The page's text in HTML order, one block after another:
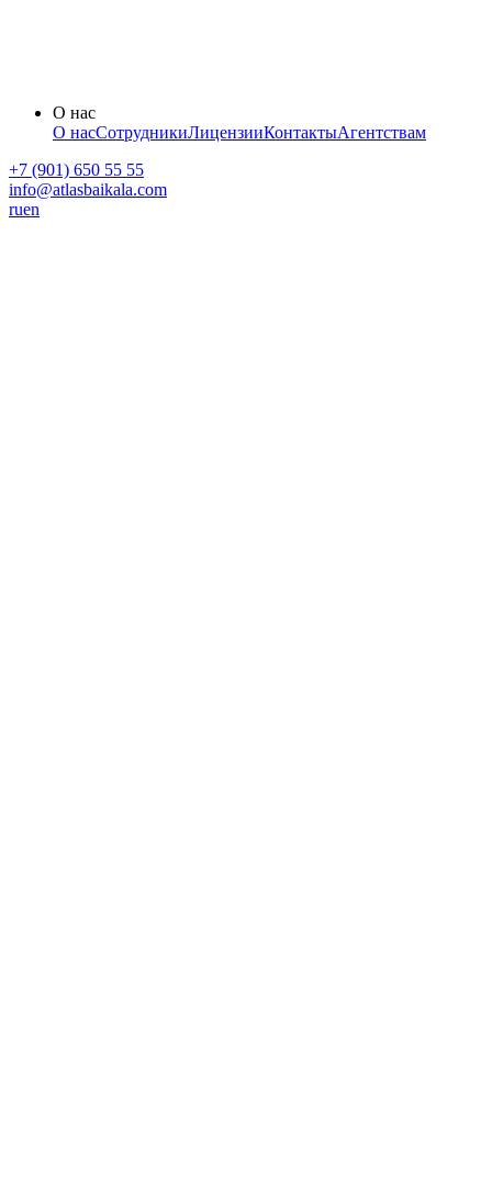
О нас
О насСотрудникиЛицензииКонтактыАгентствам
+7 (901) 650 55 55
info@atlasbaikala.com
ruen